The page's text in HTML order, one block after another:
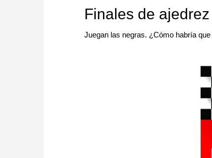
Finales de ajedrez
Juegan las negras. ¿Cómo habría